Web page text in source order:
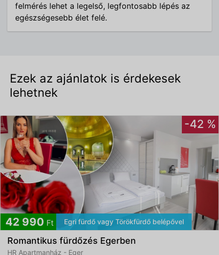
felmérés lehet a legelső, legfontosabb lépés az
egészségesebb élet felé.
Ezek az ajánlatok is érdekesek
lehetnek
-42 %
42 990 Ft Egri fürdő vagy Törökfürdő belépővel
Romantikus fürdőzés Egerben
HR Apartmanház - Eger